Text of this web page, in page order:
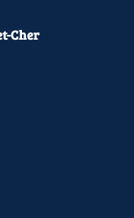
Cher